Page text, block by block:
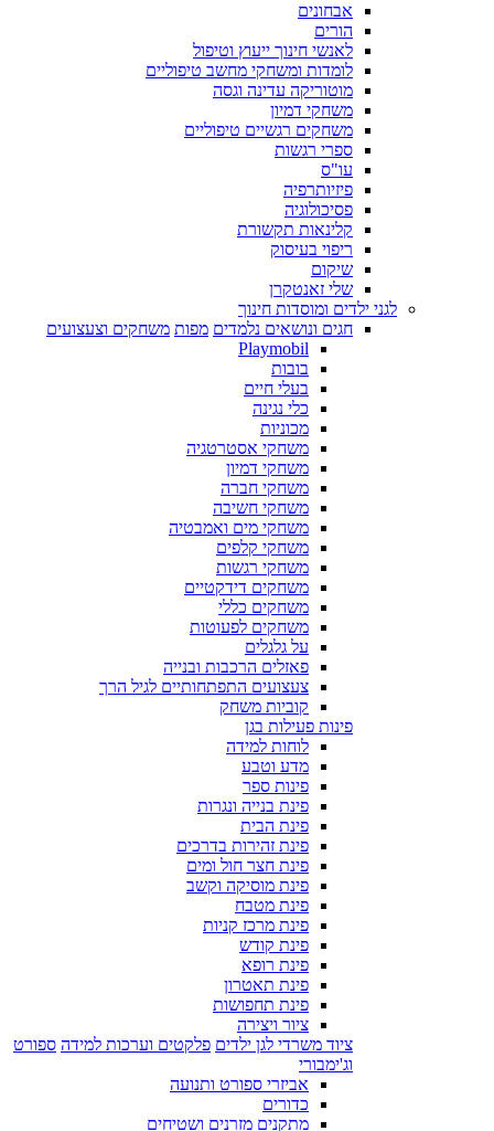
אבחונים
הורים
לאנשי חינוך ייעוץ וטיפול
לומדות ומשחקי מחשב טיפוליים
מוטוריקה עדינה וגסה
משחקי דמיון
משחקים רגשיים טיפוליים
ספרי רגשות
עו"ס
פיזיותרפיה
פסיכולוגיה
קלינאות תקשורת
ריפוי בעיסוק
שיקום
שלי זאנטקרן
לגני ילדים ומוסדות חינוך
חגים ונושאים נלמדים מפות משחקים וצעצועים
Playmobil
בובות
בעלי חיים
כלי נגינה
מכוניות
משחקי אסטרטגיה
משחקי דמיון
משחקי חברה
משחקי חשיבה
משחקי מים ואמבטיה
משחקי קלפים
משחקי רגשות
משחקים דידקטיים
משחקים כללי
משחקים לפעוטות
על גלגלים
פאזלים הרכבות ובנייה
צעצועים התפתחותיים לגיל הרך
קוביות משחק
פינות פעילות בגן
לוחות למידה
מדע וטבע
פינות ספר
פינת בנייה ונגרות
פינת הבית
פינת זהירות בדרכים
פינת חצר חול ומים
פינת מוסיקה וקשב
פינת מטבח
פינת מרכז קניות
פינת קודש
פינת רופא
פינת תאטרון
פינת תחפושות
ציור ויצירה
ציוד משרדי לגן ילדים פלקטים וערכות למידה ספורט
וג'ימבורי
אביזרי ספורט ותנועה
כדורים
מתקנים מזרנים ושטיחים